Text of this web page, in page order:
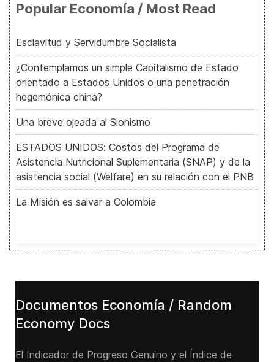
Popular Economía / Most Read
Esclavitud y Servidumbre Socialista
¿Contemplamos un simple Capitalismo de Estado
orientado a Estados Unidos o una penetración
hegemónica china?
Una breve ojeada al Sionismo
ESTADOS UNIDOS: Costos del Programa de
Asistencia Nutricional Suplementaria (SNAP) y de la
asistencia social (Welfare) en su relación con el PNB
La Misión es salvar a Colombia
Documentos Economía / Random
Economy Docs
El Indicador de Progreso Genuino y el Índice de